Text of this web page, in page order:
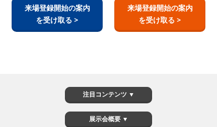
来場登録開始の案内
を受け取る >
来場登録開始の案内
を受け取る >
注目コンテンツ ▼
展示会概要 ▼